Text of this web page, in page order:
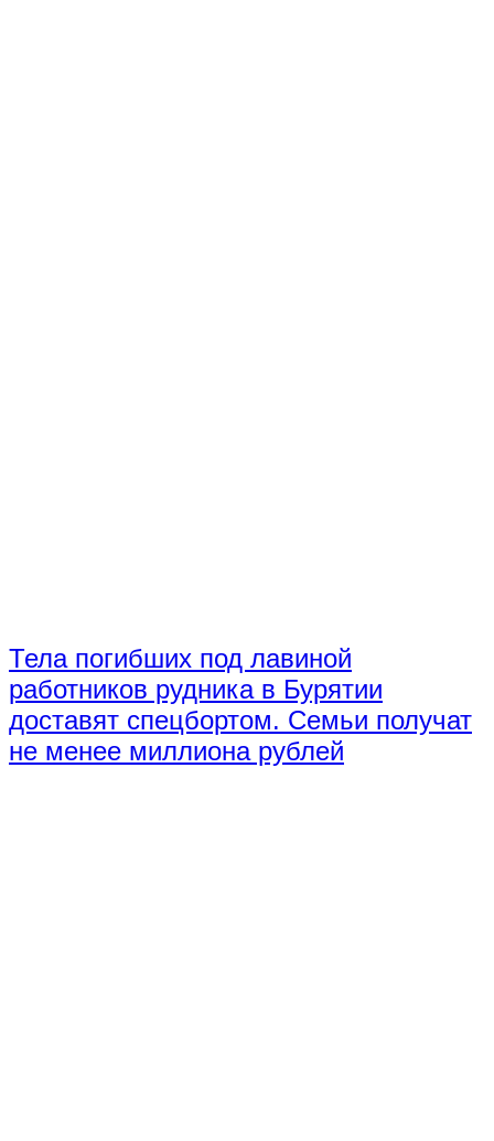
Тела погибших под лавиной
работников рудника в Бурятии
доставят спецбортом. Семьи получат
не менее миллиона рублей